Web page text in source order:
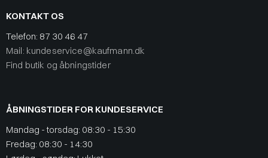
KONTAKT OS
Telefon: 87 30 46 47
Mail: kundeservice@kaufmann.dk
Find butik og åbningstider
ÅBNINGSTIDER FOR KUNDESERVICE
Mandag - torsdag: 08:30 - 15:30
Fredag: 08:30 - 14:30